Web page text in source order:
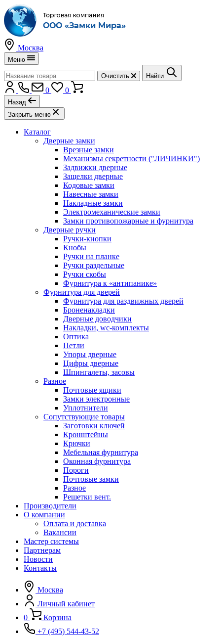
Москва
Меню
Очистить Найти
0 0
Назад
Закрыть меню
Каталог
Дверные замки
Врезные замки
Механизмы секретности ("ЛИЧИНКИ")
Задвижки дверные
Защелки дверные
Кодовые замки
Навесные замки
Накладные замки
Электромеханические замки
Замки противопожарные и фурнитура
Дверные ручки
Ручки-кнопки
Кнобы
Ручки на планке
Ручки раздельные
Ручки скобы
Фурнитура к «антипанике»
Фурнитура для дверей
Фурнитура для раздвижных дверей
Броненакладки
Дверные доводчики
Накладки, wc-комплекты
Оптика
Петли
Упоры дверные
Цифры дверные
Шпингалеты, засовы
Разное
Почтовые ящики
Замки электронные
Уплотнители
Сопутствующие товары
Заготовки ключей
Кронштейны
Крючки
Мебельная фурнитура
Оконная фурнитура
Пороги
Почтовые замки
Разное
Решетки вент.
Производители
О компании
Оплата и доставка
Вакансии
Мастер системы
Партнерам
Новости
Контакты
Москва
Личный кабинет
0
Корзина
+7 (495) 544-43-52